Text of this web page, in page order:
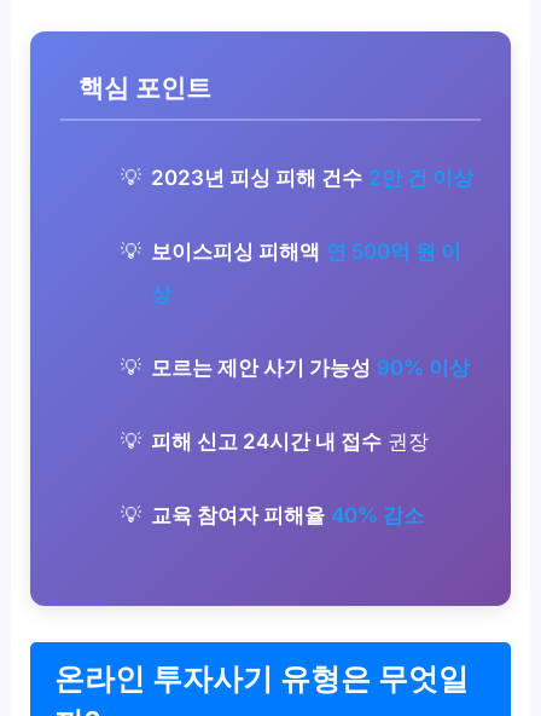
핵심 포인트
2023년 피싱 피해 건수 2만 건 이상
보이스피싱 피해액 연 500억 원 이
상
모르는 제안 사기 가능성 90% 이상
피해 신고 24시간 내 접수권장
교육 참여자 피해율 40% 감소
온라인 투자사기 유형은 무엇일